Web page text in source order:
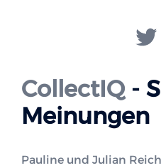
CollectIQ-
Meinungen
Pauline und Julian